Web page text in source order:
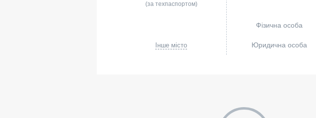
(за техпаспортом)
Інше місто
Фізична особа
Юридична особа